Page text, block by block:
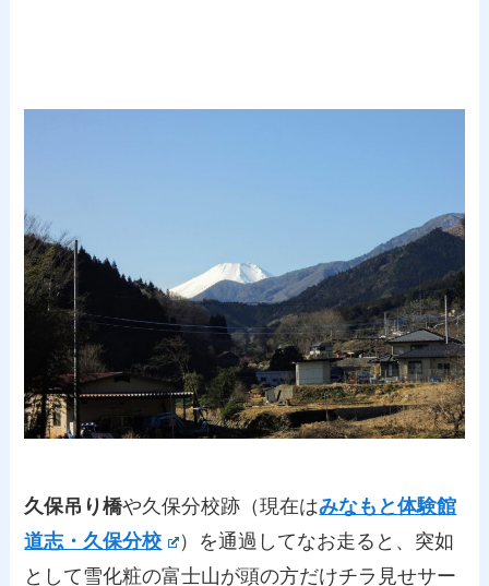
久保吊り橋や久保分校跡（現在はみなもと体験館
道志・久保分校
）を通過してなお走ると、突如
として雪化粧の富士山が頭の方だけチラ見せサー